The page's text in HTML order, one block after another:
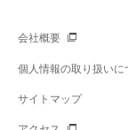
会社概要
個人情報の取り扱いに
サイトマップ